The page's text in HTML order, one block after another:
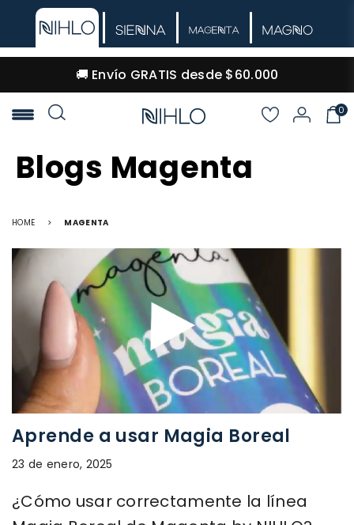
🚚 Envío GRATIS desde $60.000
NIHLO
0
Blogs Magenta
HOME > MAGENTA
Aprende a usar Magia Boreal
23 de enero, 2025
¿Cómo usar correctamente la línea